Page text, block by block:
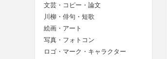
文芸・コピー・論文
川柳・俳句・短歌
絵画・アート
写真・フォトコン
ロゴ・マーク・キャラクター